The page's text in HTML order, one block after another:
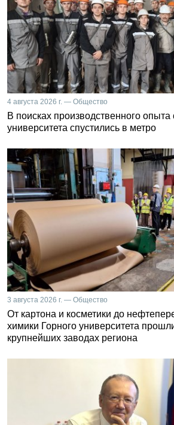
4 августа 2026 г. — Общество
В поисках производственного опыта
университета спустились в метро
3 августа 2026 г. — Общество
От картона и косметики до
химики Горного университета
крупнейших заводах региона